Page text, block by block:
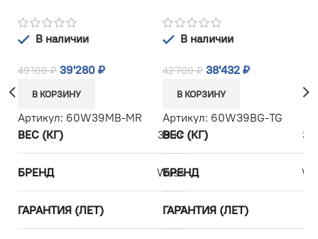
В наличии
49'100₽ 39'280 ₽
В КОРЗИНУ
Артикул: 60W39MB-MR
ВЕС (КГ)
39 кг
БРЕНД WasserKRAFT
ГАРАНТИЯ (ЛЕТ) 7
В наличии
42'700₽ 38'432 ₽
В КОРЗИНУ
Артикул: 60W39BG-TG
ВЕС (КГ)
39
БРЕНД
ГАРАНТИЯ (ЛЕТ)